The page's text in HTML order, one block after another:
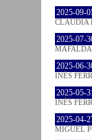
2025-09-
CLÁUDIA
2025-07-
2025-06-
INÊS
2025-05-
INÊS
2025-04-
MIGUEL